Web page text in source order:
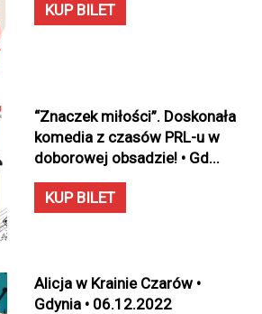
KUP BILET
“Znaczek miłości”. Doskonała
komedia z czasów PRL-u w
doborowej obsadzie! • Gd...
KUP BILET
Alicja w Krainie Czarów •
Gdynia • 06.12.2022